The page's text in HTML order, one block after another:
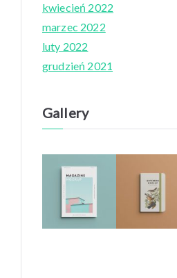
kwiecień 2022
marzec 2022
luty 2022
grudzień 2021
Gallery